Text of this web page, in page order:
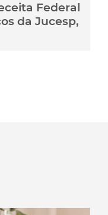
Federal
da Jucesp,